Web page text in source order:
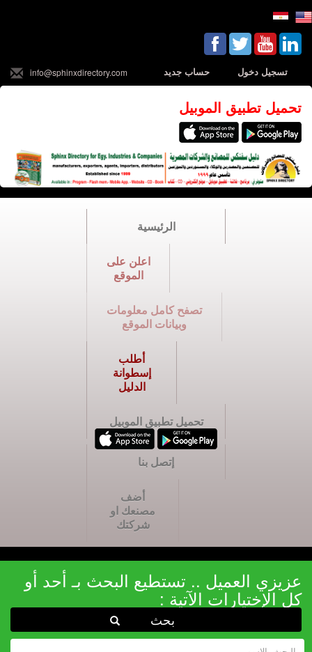
تسجيل دخول حساب جديد info@sphinxdirectory.com
تحميل تطبيق الموبيل
الرئيسية
اعلن على
الموقع
تصفح كامل معلومات
وبيانات الموقع
أطلب
إسطوانة
الدليل
تحميل تطبيق الموبيل
إتصل بنا
أضف
مصنعك او
شركتك
عزيزي العميل .. تستطيع البحث بـ أحد أو
كل الإختيارات الآتية :